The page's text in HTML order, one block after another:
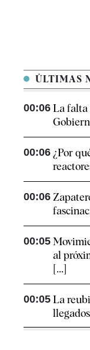
ÚLTIMAS
00:06 La falta
00:06 ¿Por
00:06
00:05
al
[...]
00:05 La